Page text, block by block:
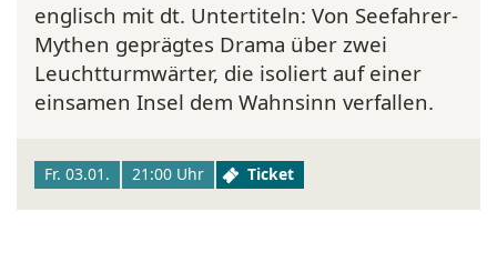
englisch mit dt. Untertiteln: Von Seefahrer-
Mythen geprägtes Drama über zwei
Leuchtturmwärter, die isoliert auf einer
einsamen Insel dem Wahnsinn verfallen.
Fr. 03.01. 21:00 Uhr Ticket